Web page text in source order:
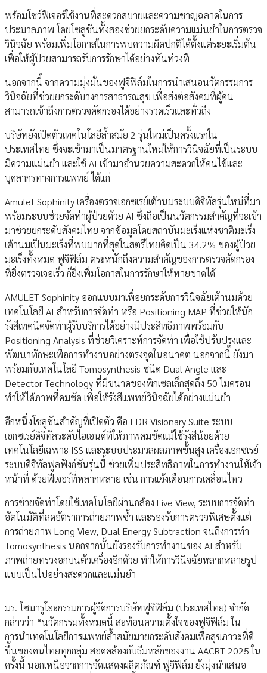
พร้อมโชว์ฟีเจอร์ใช้งานที่สะดวกสบายและความชาญฉลาดในการ
ประมวลภาพ โดยโซลูชันทั้งสองช่วยยกระดับความแม่นยำในการตรวจ
วินิจฉัย พร้อมเพิ่มโอกาสในการพบความผิดปกติได้ตั้งแต่ระยะเริ่มต้น
เพื่อให้ผู้ป่วยสามารถรับการรักษาได้อย่างทันท่วงที
นอกจากนี้ จากความมุ่งมั่นของฟูจิฟิล์มในการนำเสนอนวัตกรรมการ
วินิจฉัยที่ช่วยยกระดับวงการสาธารณสุข เพื่อส่งต่อสังคมที่ผู้คน
สามารถเข้าถึงการตรวจคัดกรองได้อย่างรวดเร็วและทั่วถึง
บริษัทยังเปิดตัวเทคโนโลยีล้ำสมัย 2 รุ่นใหม่เป็นครั้งแรกใน
ประเทศไทย ซึ่งจะเข้ามาเป็นมาตรฐานใหม่ให้การวินิจฉัยที่เป็นระบบ
มีความแม่นยำ และใช้ AI เข้ามาอำนวยความสะดวกให้คนไข้และ
บุคลากรทางการแพทย์ ได้แก่
Amulet Sophinity เครื่องตรวจเอกซเรย์เต้านมระบบดิจิทัลรุ่นใหม่ที่มา
พร้อมระบบช่วยจัดท่าผู้ป่วยด้วย AI ซึ่งถือเป็นนวัตกรรมสำคัญที่จะเข้า
มาช่วยยกระดับสังคมไทย จากข้อมูลโดยสถาบันมะเร็งแห่งชาติมะเร็ง
เต้านมเป็นมะเร็งที่พบมากที่สุดในสตรีไทยคิดเป็น 34.2% ของผู้ป่วย
มะเร็งทั้งหมด ฟูจิฟิล์ม ตระหนักถึงความสำคัญของการตรวจคัดกรอง
ที่ยิ่งตรวจเจอเร็ว ก็ยิ่งเพิ่มโอกาสในการรักษาให้หายขาดได้
AMULET Sophinity ออกแบบมาเพื่อยกระดับการวินิจฉัยเต้านมด้วย
เทคโนโลยี AI สำหรับการจัดท่า หรือ Positioning MAP ที่ช่วยให้นัก
รังสีเทคนิคจัดท่าผู้รับบริการได้อย่างมีประสิทธิภาพพร้อมกับ
Positioning Analysis ที่ช่วยวิเคราะห์การจัดท่า เพื่อใช้ปรับปรุงและ
พัฒนาทักษะเพื่อการทำงานอย่างตรงจุดในอนาคต นอกจากนี้ ยังมา
พร้อมกับเทคโนโลยี Tomosynthesis ชนิด Dual Angle และ
Detector Technology ที่มีขนาดของพิกเซลเล็กสุดถึง 50 ไมครอน
ทำให้ได้ภาพที่คมชัด เพื่อให้รังสีแพทย์วินิจฉัยได้อย่างแม่นยำ
อีกหนึ่งโซลูชันสำคัญที่เปิดตัว คือ FDR Visionary Suite ระบบ
เอกซเรย์ดิจิทัลระดับไฮเอนด์ที่ให้ภาพคมชัดแม้ใช้รังสีน้อยด้วย
เทคโนโลยีเฉพาะ ISS และระบบประมวลผลภาพขั้นสูง เครื่องเอกซเรย์
ระบบดิจิทัลฟูลฟังก์ชันรุ่นนี้ ช่วยเพิ่มประสิทธิภาพในการทำงานให้เจ้า
หน้าที่ ด้วยฟีเจอร์ที่หลากหลาย เช่น การแจ้งเตือนการเคลื่อนไหว
การช่วยจัดท่าโดยใช้เทคโนโลยีผ่านกล้อง Live View, ระบบการจัดท่า
อัตโนมัติที่ลดอัตราการถ่ายภาพซ้ำ และรองรับการตรวจพิเศษตั้งแต่
การถ่ายภาพ Long View, Dual Energy Subtraction จนถึงการทำ
Tomosynthesis นอกจากนั้นยังรองรับการทำงานของ AI สำหรับ
ภาพถ่ายทรวงอกบนตัวเครื่องอีกด้วย ทำให้การวินิจฉัยหลากหลายรูป
แบบเป็นไปอย่างสะดวกและแม่นยำ
มร. โซมารูโอะกรรมการผู้จัดการบริษัทฟูจิฟิล์ม (ประเทศไทย) จำกัด
กล่าวว่า “นวัตกรรมทั้งหมดนี้ สะท้อนความตั้งใจของฟูจิฟิล์ม ใน
การนำเทคโนโลยีการแพทย์ล้ำสมัยมายกระดับสังคมเพื่อสุขภาวะที่ดี
ขึ้นของคนไทยทุกกลุ่ม สอดคล้องกับธีมหลักของงาน AACRT 2025 ใน
ครั้งนี้ นอกเหนือจากการจัดแสดงผลิตภัณฑ์ ฟูจิฟิล์ม ยังมุ่งนำเสนอ